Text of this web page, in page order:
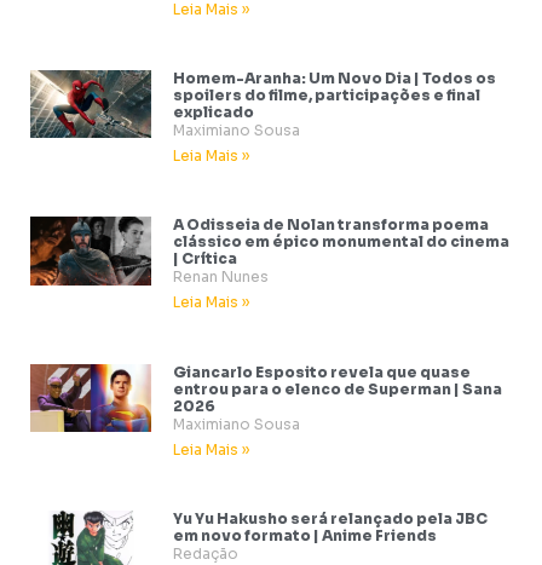
Leia Mais »
Homem-Aranha: Um Novo Dia | Todos os
spoilers do filme, participações e final
explicado
Maximiano Sousa
Leia Mais »
A Odisseia de Nolan transforma poema
clássico em épico monumental do cinema
| Crítica
Renan Nunes
Leia Mais »
Giancarlo Esposito revela que quase
entrou para o elenco de Superman | Sana
2026
Maximiano Sousa
Leia Mais »
Yu Yu Hakusho será relançado pela JBC
em novo formato | Anime Friends
Redação